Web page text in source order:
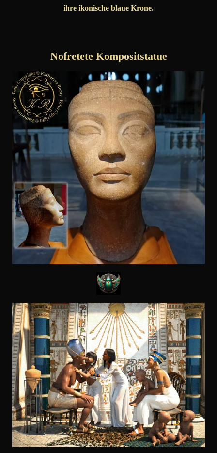
ihre ikonische blaue Krone.
Nofretete Kompositstatue